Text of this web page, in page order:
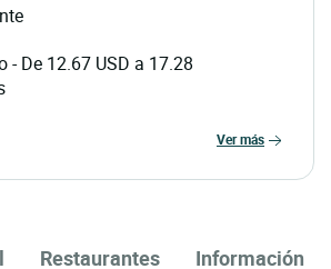
- De 12.67 USD a 17.28
ver más
Restaurantes Información